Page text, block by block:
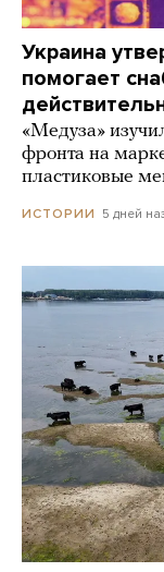
Украина
помогает
«Медуза»
фронта на
пластиковые
ИСТОРИИ 5 дней